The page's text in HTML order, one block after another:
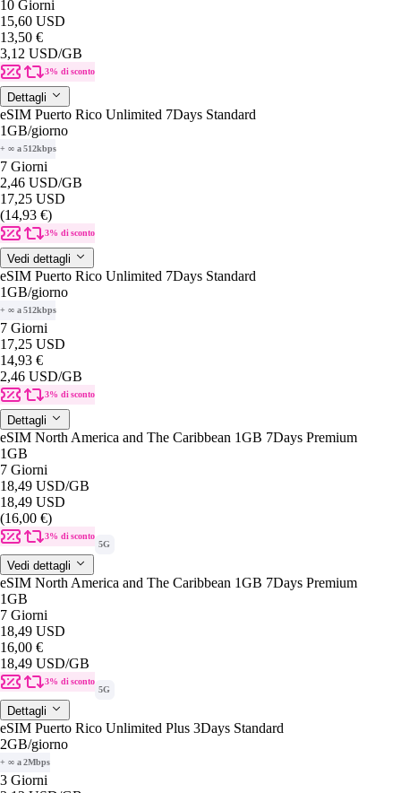
10 Giorni
15,60 USD
13,50 €
3,12 USD/GB
3% di sconto
Dettagli
eSIM Puerto Rico Unlimited 7Days Standard
1GB/giorno
+ ∞ a 512kbps
7 Giorni
2,46 USD/GB
17,25 USD
(14,93 €)
3% di sconto
Vedi dettagli
eSIM Puerto Rico Unlimited 7Days Standard
1GB/giorno
+ ∞ a 512kbps
7 Giorni
17,25 USD
14,93 €
2,46 USD/GB
3% di sconto
Dettagli
eSIM North America and The Caribbean 1GB 7Days Premium
1GB
7 Giorni
18,49 USD/GB
18,49 USD
(16,00 €)
3% di sconto
5G
Vedi dettagli
eSIM North America and The Caribbean 1GB 7Days Premium
1GB
7 Giorni
18,49 USD
16,00 €
18,49 USD/GB
3% di sconto
5G
Dettagli
eSIM Puerto Rico Unlimited Plus 3Days Standard
2GB/giorno
+ ∞ a 2Mbps
3 Giorni